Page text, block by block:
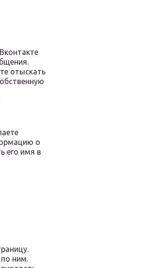
отыскать
о
его имя в
ним.